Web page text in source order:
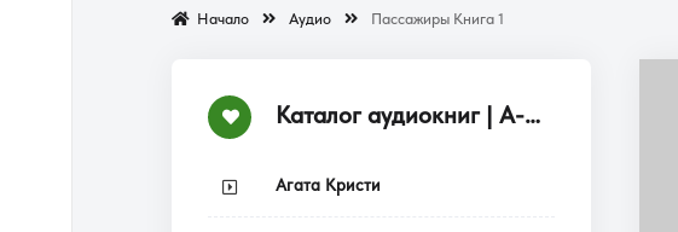
Начало Аудио Пассажиры Книга 1
Каталог аудиокниг | А-Я
Агата Кристи